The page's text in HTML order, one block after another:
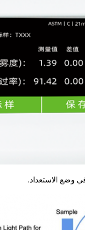
وضع الاستعداد.